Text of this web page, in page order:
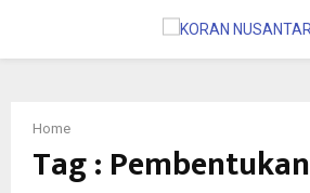
PRIMARY
MENU
Home
Tag : Pembentukan